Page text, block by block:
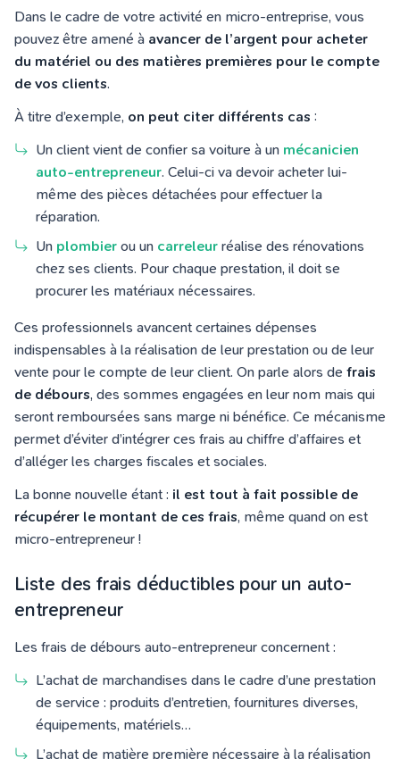
Dans le cadre de votre activité en micro-entreprise, vous
pouvez être amené à avancer de l’argent pour acheter
du matériel ou des matières premières pour le compte
de vos clients.
À titre d’exemple, on peut citer différents cas :
Un client vient de confier sa voiture à un mécanicien
auto-entrepreneur. Celui-ci va devoir acheter lui-
même des pièces détachées pour effectuer la
réparation.
Un plombier ou un carreleur réalise des rénovations
chez ses clients. Pour chaque prestation, il doit se
procurer les matériaux nécessaires.
Ces professionnels avancent certaines dépenses
indispensables à la réalisation de leur prestation ou de leur
vente pour le compte de leur client. On parle alors de frais
de débours, des sommes engagées en leur nom mais qui
seront remboursées sans marge ni bénéfice. Ce mécanisme
permet d’éviter d’intégrer ces frais au chiffre d’affaires et
d’alléger les charges fiscales et sociales.
La bonne nouvelle étant : il est tout à fait possible de
récupérer le montant de ces frais, même quand on est
micro-entrepreneur !
Liste des frais déductibles pour un auto-
entrepreneur
Les frais de débours auto-entrepreneur concernent :
L’achat de marchandises dans le cadre d’une prestation
de service : produits d’entretien, fournitures diverses,
équipements, matériels…
L’achat de matière première nécessaire à la réalisation